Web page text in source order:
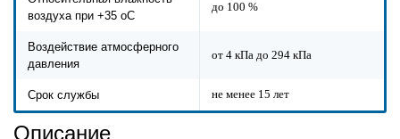
воздуха при +35 оС
до 100 %
Воздействие атмосферного
давления
от 4 кПа до 294 кПа
Срок службы не менее 15 лет
Описание